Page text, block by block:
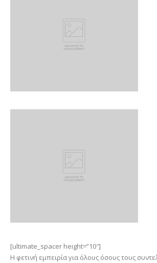
[ultimate_spacer height=”10″]
Η φετινή εμπειρία για όλους όσους τους